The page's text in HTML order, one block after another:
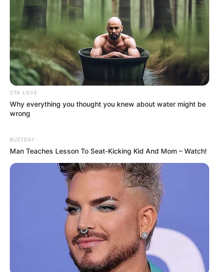
‘વિદ્યાર્થીઓને મારવાનો આદેશ કોણે આપ્યો, પેલેટ
ગનનો ઉપયોગ કરવાની મંજુરી કોણે આપી? રાહુલ
ગાંધીએ અમિત શાહને પત્ર લખ્યો
2 weeks ago
કેનેડામાં કાર અકસ્માતમાં અમદાવાદના કોમ્પ્યુટર
એન્જિનિયરનું મોત
મોદીએ રાતે 12 વાગ્યે વીડિયો મેસેજ જાહેર કરીને
કહ્યું, પેપર લીક પર કડક નિર્ણય લેવાશે
2 weeks ago
2,164
1,078
CTA LOVE
Why everything you thought you knew about water might be
wrong
BUZZDAY
Man Teaches Lesson To Seat-Kicking Kid And Mom – Watch!